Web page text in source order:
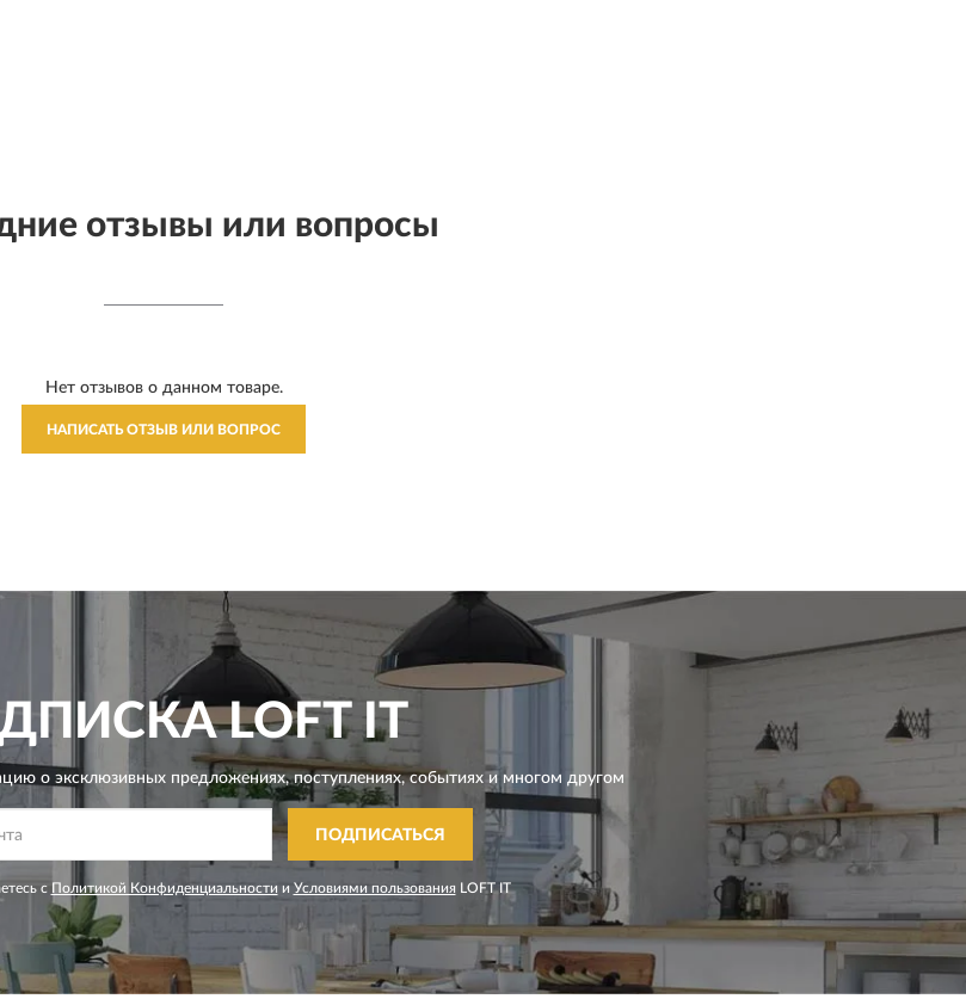
отзывы или вопросы
Нет отзывов о данном товаре.
НАПИСАТЬ ОТЗЫВ ИЛИ ВОПРОС
LOFT IT
о эксклюзивных предложениях,поступлениях, событиях и многом другом
ПОДПИСАТЬСЯ
с Политикой Конфиденциальности и Условиями пользования LOFT IT